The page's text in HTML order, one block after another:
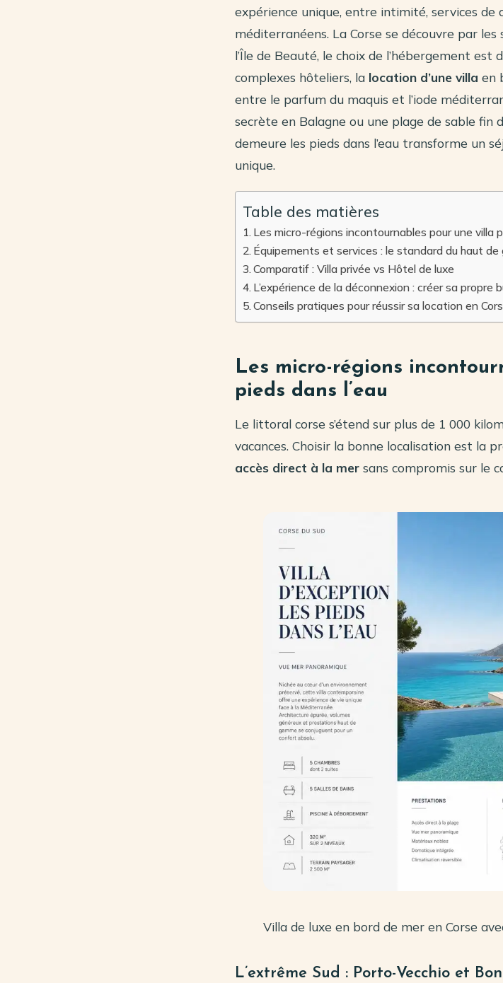
expérience unique, entre intimité, services de
méditerranéens. La Corse se découvre par les
l’Île de Beauté, le choix de l’hébergement
complexes hôteliers, la location d’une villa en
entre le parfum du maquis et l’iode
secrète en Balagne ou une plage de sable fin
demeure les pieds dans l’eau transforme un
unique.
Table des matières
Les micro-régions incontournables pour une villa
Équipements et services : le standard du haut de
Comparatif : Villa privée vs Hôtel de luxe
L’expérience de la déconnexion : créer sa propre
Conseils pratiques pour réussir sa location en
Les micro-régions
pieds dans l’eau
Le littoral corse s’étend sur plus de 1 000
vacances. Choisir la bonne localisation est la
accès direct à la mer sans compromis sur le
Villa de luxe en bord de mer en Corse
L’extrême Sud : Porto-Vecchio et